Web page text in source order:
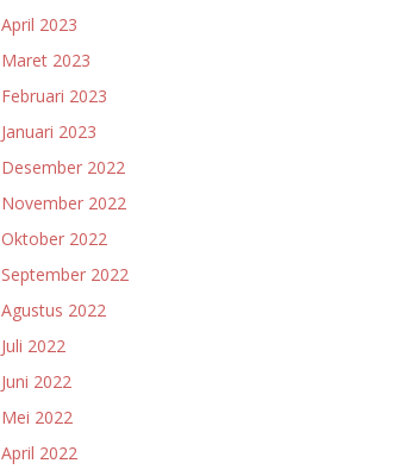
April 2023
Maret 2023
Februari 2023
Januari 2023
Desember 2022
November 2022
Oktober 2022
September 2022
Agustus 2022
Juli 2022
Juni 2022
Mei 2022
April 2022